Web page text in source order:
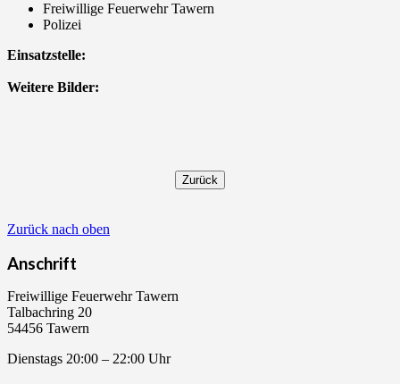
Freiwillige Feuerwehr Tawern
Polizei
Einsatzstelle:
Weitere Bilder:
Zurück nach oben
Anschrift
Freiwillige Feuerwehr Tawern
Talbachring 20
54456 Tawern
Dienstags 20:00 – 22:00 Uhr